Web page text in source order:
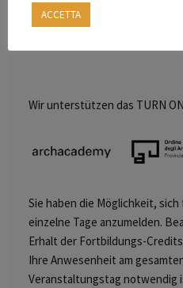
Für das vollständige
Wir unterstützen das TURN
Sie haben die Möglichkeit,
einzelne Tage anzumelden.
Erhalt der Fortbildungs-
Ihre Anwesenheit am
Veranstaltungstag notwendig
ACCETTA